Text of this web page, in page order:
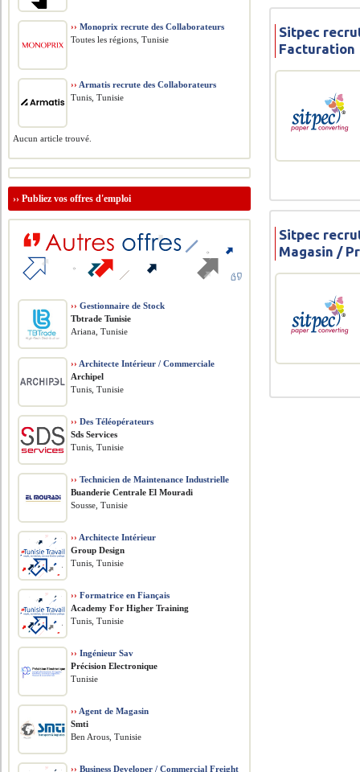
Sitpec
Facturation
Sitpec
Magasin /
›› Monoprix recrute des Collaborateurs
Toutes les régions, Tunisie
›› Armatis recrute des Collaborateurs
Tunis, Tunisie
Aucun article trouvé.
››Publiez vos offres d'emploi
›› Gestionnaire de Stock
Tbtrade Tunisie
Ariana, Tunisie
›› Architecte Intérieur / Commerciale
Archipel
Tunis, Tunisie
›› Des Téléopérateurs
Sds Services
Tunis, Tunisie
›› Technicien de Maintenance Industrielle
Buanderie Centrale El Mouradi
Sousse, Tunisie
›› Architecte Intérieur
Group Design
Tunis, Tunisie
›› Formatrice en Fiançais
Academy For Higher Training
Tunis, Tunisie
›› Ingénieur Sav
Précision Electronique
Tunisie
›› Agent de Magasin
Smti
Ben Arous, Tunisie
›› Business Developer / Commercial Freight